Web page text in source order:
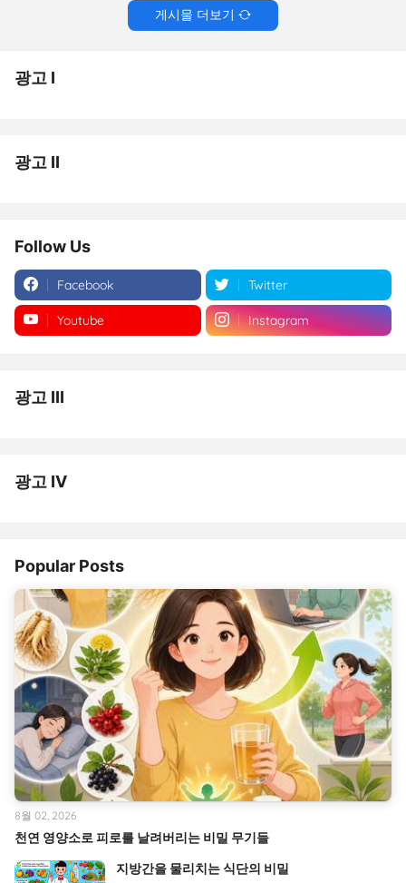
게시물 더보기
광고 I
광고 II
Follow Us
Facebook Twitter
Youtube Instagram
광고 III
광고 IV
Popular Posts
천연 영양소로 피로를 날려버리는 비밀 무기들
8월 02, 2026
지방간을 물리치는 식단의 비밀